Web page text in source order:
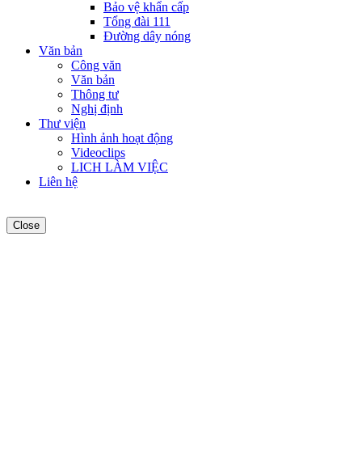
Bảo vệ khẩn cấp
Tổng đài 111
Đường dây nóng
Văn bản
Công văn
Văn bản
Thông tư
Nghị định
Thư viện
Hình ảnh hoạt động
Videoclips
LICH LÀM VIỆC
Liên hệ
Close